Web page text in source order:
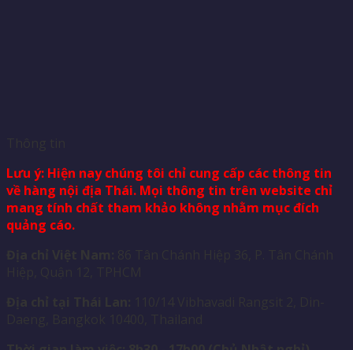
Lưu ý: Hiện nay chúng tôi chỉ cung cấp các thông tin
về hàng nội địa Thái. Mọi thông tin trên website chỉ
mang tính chất tham khảo không nhằm mục đích
quảng cáo.